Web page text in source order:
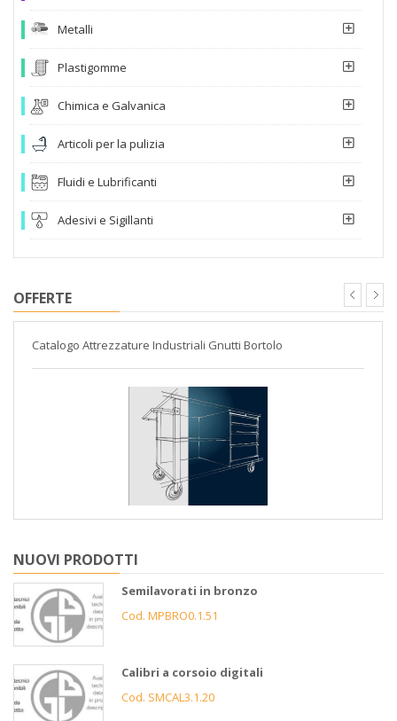
Metalli
Plastigomme
Chimica e Galvanica
Articoli per la pulizia
Fluidi e Lubrificanti
Adesivi e Sigillanti
OFFERTE
Catalogo Attrezzature Industriali Gnutti Bortolo
NUOVI PRODOTTI
Semilavorati in bronzo
Cod. MPBRO0.1.51
Calibri a corsoio digitali
Cod. SMCAL3.1.20